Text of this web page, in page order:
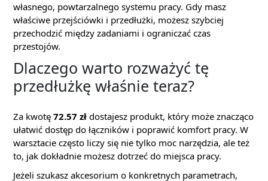
własnego, powtarzalnego systemu pracy. Gdy masz
właściwe przejściówki i przedłużki, możesz szybciej
przechodzić między zadaniami i ograniczać czas
przestojów.
Dlaczego warto rozważyć tę
przedłużkę właśnie teraz?
Za kwotę 72.57 zł dostajesz produkt, który może znacząco
ułatwić dostęp do łączników i poprawić komfort pracy. W
warsztacie często liczy się nie tylko moc narzędzia, ale też
to, jak dokładnie możesz dotrzeć do miejsca pracy.
Jeżeli szukasz akcesorium o konkretnych parametrach,